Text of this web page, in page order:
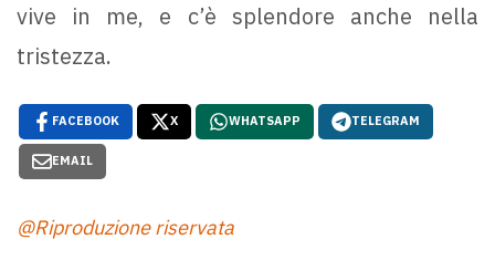
vive in me, e c’è splendore anche nella
tristezza.
FACEBOOK X WHATSAPP TELEGRAM
EMAIL
@Riproduzione riservata